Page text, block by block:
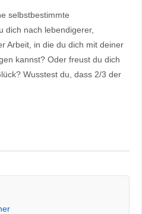
selbstbestimmte
dich nach lebendigerer,
Arbeit, in die du dich mit deiner
kannst? Oder freust du dich
Wusstest du, dass 2/3 der